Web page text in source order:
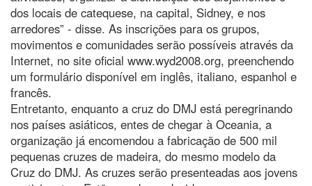
dos locais de catequese, na capital, Sidney, e nos
arredores” - disse. As inscrições para os grupos,
movimentos e comunidades serão possíveis através da
Internet, no site oficial www.wyd2008.org, preenchendo
um formulário disponível em inglês, italiano, espanhol e
francês.
Entretanto, enquanto a cruz do DMJ está peregrinando
nos países asiáticos, entes de chegar à Oceania, a
organização já encomendou a fabricação de 500 mil
pequenas cruzes de madeira, do mesmo modelo da
Cruz do DMJ. As cruzes serão presenteadas aos jovens